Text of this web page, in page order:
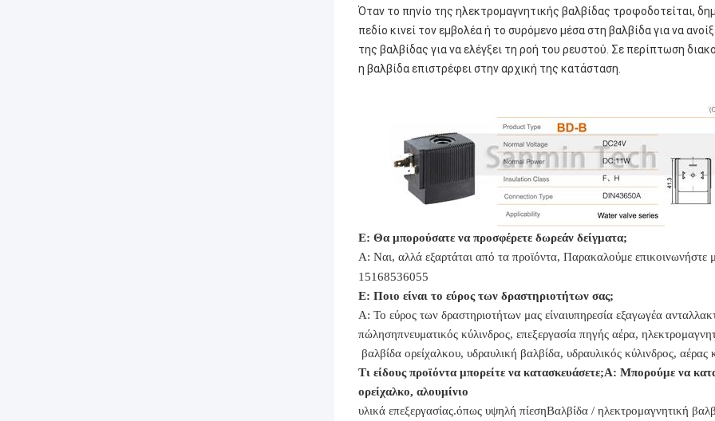
Όταν το πηνίο της ηλεκτρομαγνητικής βαλβίδας τροφοδοτείται,
πεδίο κινεί τον εμβολέα ή το συρόμενο μέσα στη βαλβίδα για να
της βαλβίδας για να ελέγξει τη ροή του ρευστού. Σε περίπτωση
η βαλβίδα επιστρέφει στην αρχική της κατάσταση.
Ε: Θα μπορούσατε να προσφέρετε δωρεάν δείγματα;
Α: Ναι, αλλά εξαρτάται από τα προϊόντα, Παρακαλούμε επικοινωνήστε
15168536055
Ε: Ποιο είναι το εύρος των δραστηριοτήτων σας;
Α: Το εύρος των δραστηριοτήτων μας είναιυπηρεσία εξαγωγέα
πώλησηπνευματικός κύλινδρος, επεξεργασία πηγής αέρα,
βαλβίδα ορείχαλκου, υδραυλική βαλβίδα, υδραυλικός κύλινδρος, αέρας
Τι είδους προϊόντα μπορείτε να κατασκευάσετε;Α: Μπορούμε να
ορείχαλκο, αλουμίνιο
υλικά επεξεργασίας.όπως υψηλή πίεσηΒαλβίδα / ηλεκτρομαγνητική